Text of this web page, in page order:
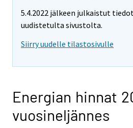
5.4.2022 jälkeen julkaistut
uudistetulta sivustolta.
Siirry uudelle tilastosivulle
Energian hinnat
vuosineljännes